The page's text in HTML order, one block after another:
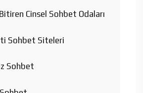
Cinsel Sohbet Odaları
Sohbet Siteleri
Sohbet